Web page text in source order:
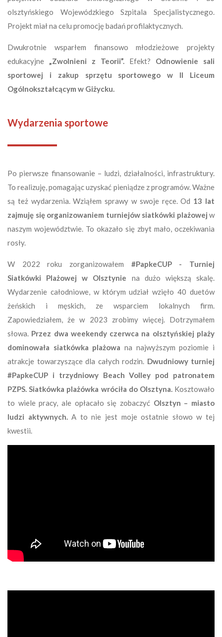
olsztyńskiego Wojewódzkiego Szpitala Specjalistycznego.
Projekt miał na celu promocję badań profilaktycznych.
Dwukrotnie wsparłem finansowo młodzieżowe projekty
edukacyjne „Zwolnieni z Teorii”. Efekt? Odnowienie sali
sportowej i zakup sprzętu sportowego w II Liceum
Ogólnokształcącym w Giżycku.
Wydarzenia sportowe
Po pierwsze finansowanie – ludzi, działalności, infrastruktury.
To realizuję, pomagając uzyskać pieniądze z programów. Ważne
są też wydarzenia. Wziąłem sprawy w swoje ręce. Od 13 lat
zajmuję się organizowaniem turniejów siatkówki plażowej w
naszym województwie. To okazało się zbyt mało, oczekiwania
rosły.
W 2022 roku zorganizowałem #PapkeCUP - Turniej
Siatkówki Plażowej w Olsztynie na dużo większą skalę.
Wydarzenie całodniowe, w którym udział wzięło 40 duetów
żeńskich i męskich, ze wsparciem lokalnych firm.
Zapowiedziałem, że w 2023 zrobimy więcej. Dotrzymałem
słowa. Przez dwa weekendy czerwca na olsztyńskiej plaży
dominowała siatkówka plażowa na najwyższym poziomie i
atrakcje towarzyszące dla całych rodzin. Dwudniowy turniej
#PapkeCUP i trzydniowy Beach Volley pod patronatem
PZPS. Siatkówka plażówka wróciła do Olsztyna.Kosztowało
to wiele pracy, ale opłacało się zobaczyć Olsztyn – miasto
ludzi aktywnych.A to nie jest moje ostatnie słowo w tej
kwestii.